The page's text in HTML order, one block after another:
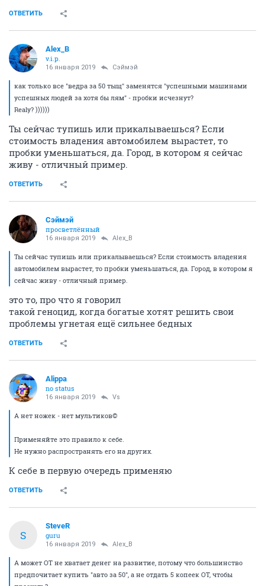
ОТВЕТИТЬ
Alex_B
v.i.p.
16 января 2019 Сэймэй
как только все "ведра за 50 тыщ" заменятся "успешными машинами
успешных людей за хотя бы лям" - пробки исчезнут?
Realy? ))))))
Ты сейчас тупишь или прикалываешься? Если
стоимость владения автомобилем вырастет, то
пробки уменьшаться, да. Город, в котором я сейчас
живу - отличный пример.
ОТВЕТИТЬ
Сэймэй
просветлённый
16 января 2019 Alex_B
Ты сейчас тупишь или прикалываешься? Если стоимость владения
автомобилем вырастет, то пробки уменьшаться, да. Город, в котором я
сейчас живу - отличный пример.
это то, про что я говорил
такой геноцид, когда богатые хотят решить свои
проблемы угнетая ещё сильнее бедных
ОТВЕТИТЬ
Alippa
no status
16 января 2019 Vs
А нет ножек - нет мультиков©
Применяйте это правило к себе.
Не нужно распространять его на других.
К себе в первую очередь применяю
ОТВЕТИТЬ
S
SteveR
guru
16 января 2019 Alex_B
А может ОТ не хватает денег на развитие, потому что большинство
предпочитает купить "авто за 50", а не отдать 5 копеек ОТ, чтобы